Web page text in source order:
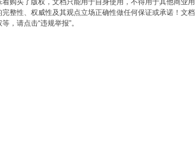
购买了版权，文档只能用于自身使用，不得用于其他商业
整性、权威性及其观点立场正确性做任何保证或承诺！文
，请点击“违规举报”。